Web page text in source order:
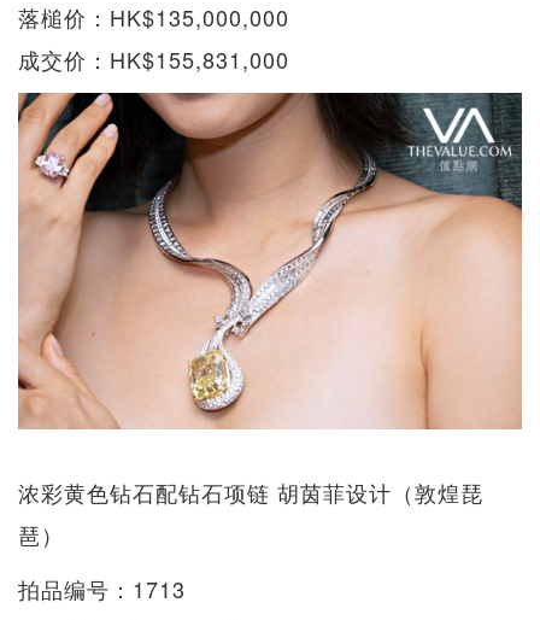
落槌价：HK$135,000,000
成交价：HK$155,831,000
浓彩黄色钻石配钻石项链 胡茵菲设计（敦煌琵
琶）
拍品编号：1713